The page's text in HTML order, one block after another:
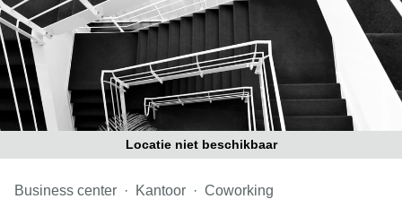
Amsterdam
Westpoort
Business
center
Den
Haag
Coworking
space
Breda
Coworking
Locatie niet beschikbaar
Business center Kantoor Coworking